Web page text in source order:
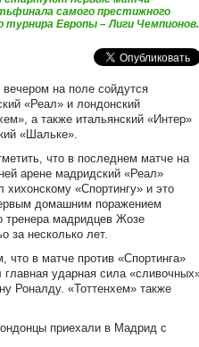
самого престижного
турнира Европы – Лиги Чемпионов.
вечером на поле сойдутся
«Реал» и лондонский
а также итальянский «Интер»
«Шальке».
что в последнем матче на
арене мадридский «Реал»
хихонскому «Спортингу» и это
домашним поражением
тренера мадридцев Жозе
за несколько лет.
что в матче против «Спортинга»
главная ударная сила
Роналду. «Тоттенхем» также
приехали в Мадрид с